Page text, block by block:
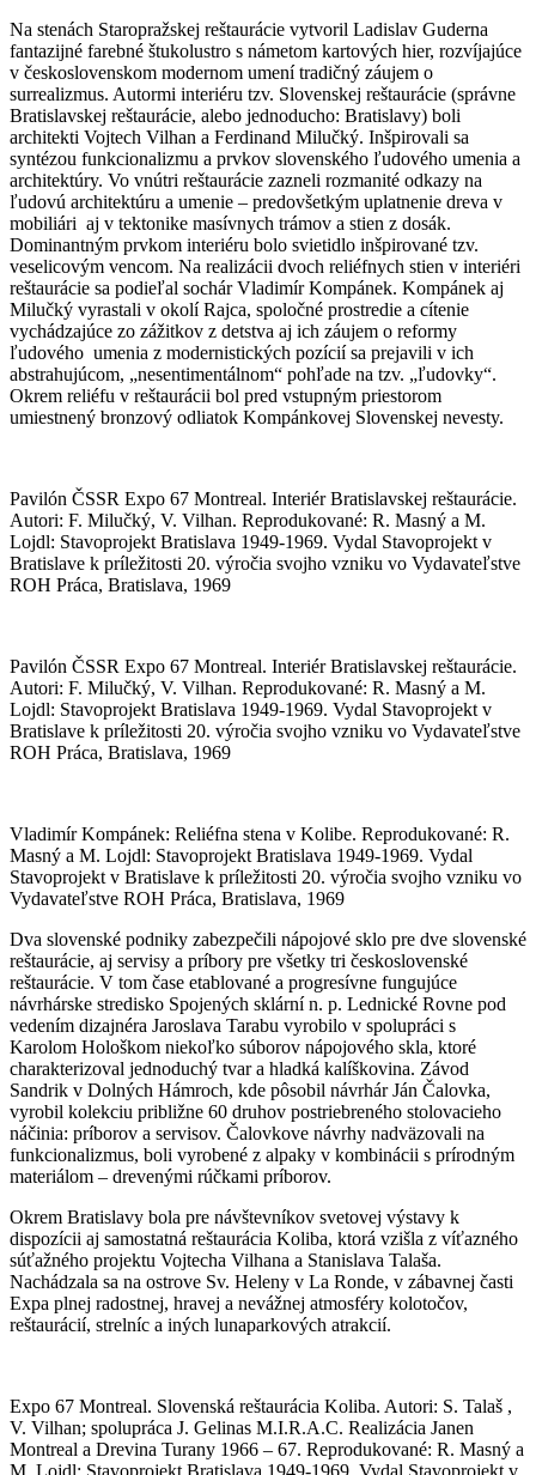
Na stenách Staropražskej reštaurácie vytvoril Ladislav Guderna
fantazijné farebné štukolustro s námetom kartových hier, rozvíjajúce
v československom modernom umení tradičný záujem o
surrealizmus. Autormi interiéru tzv. Slovenskej reštaurácie (správne
Bratislavskej reštaurácie, alebo jednoducho: Bratislavy) boli
architekti Vojtech Vilhan a Ferdinand Milučký. Inšpirovali sa
syntézou funkcionalizmu a prvkov slovenského ľudového umenia a
architektúry. Vo vnútri reštaurácie zazneli rozmanité odkazy na
ľudovú architektúru a umenie – predovšetkým uplatnenie dreva v
mobiliári aj v tektonike masívnych trámov a stien z dosák.
Dominantným prvkom interiéru bolo svietidlo inšpirované tzv.
veselicovým vencom. Na realizácii dvoch reliéfnych stien v interiéri
reštaurácie sa podieľal sochár Vladimír Kompánek. Kompánek aj
Milučký vyrastali v okolí Rajca, spoločné prostredie a cítenie
vychádzajúce zo zážitkov z detstva aj ich záujem o reformy
ľudového umenia z modernistických pozícií sa prejavili v ich
abstrahujúcom, „nesentimentálnom“ pohľade na tzv. „ľudovky“.
Okrem reliéfu v reštaurácii bol pred vstupným priestorom
umiestnený bronzový odliatok Kompánkovej Slovenskej nevesty.
Pavilón ČSSR Expo 67 Montreal. Interiér Bratislavskej reštaurácie.
Autori: F. Milučký, V. Vilhan. Reprodukované: R. Masný a M.
Lojdl: Stavoprojekt Bratislava 1949-1969. Vydal Stavoprojekt v
Bratislave k príležitosti 20. výročia svojho vzniku vo Vydavateľstve
ROH Práca, Bratislava, 1969
Pavilón ČSSR Expo 67 Montreal. Interiér Bratislavskej reštaurácie.
Autori: F. Milučký, V. Vilhan. Reprodukované: R. Masný a M.
Lojdl: Stavoprojekt Bratislava 1949-1969. Vydal Stavoprojekt v
Bratislave k príležitosti 20. výročia svojho vzniku vo Vydavateľstve
ROH Práca, Bratislava, 1969
Vladimír Kompánek: Reliéfna stena v Kolibe. Reprodukované: R.
Masný a M. Lojdl: Stavoprojekt Bratislava 1949-1969. Vydal
Stavoprojekt v Bratislave k príležitosti 20. výročia svojho vzniku vo
Vydavateľstve ROH Práca, Bratislava, 1969
Dva slovenské podniky zabezpečili nápojové sklo pre dve slovenské
reštaurácie, aj servisy a príbory pre všetky tri československé
reštaurácie. V tom čase etablované a progresívne fungujúce
návrhárske stredisko Spojených sklární n. p. Lednické Rovne pod
vedením dizajnéra Jaroslava Tarabu vyrobilo v spolupráci s
Karolom Hološkom niekoľko súborov nápojového skla, ktoré
charakterizoval jednoduchý tvar a hladká kalíškovina. Závod
Sandrik v Dolných Hámroch, kde pôsobil návrhár Ján Čalovka,
vyrobil kolekciu približne 60 druhov postriebreného stolovacieho
náčinia: príborov a servisov. Čalovkove návrhy nadväzovali na
funkcionalizmus, boli vyrobené z alpaky v kombinácii s prírodným
materiálom – drevenými rúčkami príborov.
Okrem Bratislavy bola pre návštevníkov svetovej výstavy k
dispozícii aj samostatná reštaurácia Koliba, ktorá vzišla z víťazného
súťažného projektu Vojtecha Vilhana a Stanislava Talaša.
Nachádzala sa na ostrove Sv. Heleny v La Ronde, v zábavnej časti
Expa plnej radostnej, hravej a nevážnej atmosféry kolotočov,
reštaurácií, strelníc a iných lunaparkových atrakcií.
Expo 67 Montreal. Slovenská reštaurácia Koliba. Autori: S. Talaš ,
V. Vilhan; spolupráca J. Gelinas M.I.R.A.C. Realizácia Janen
Montreal a Drevina Turany 1966 – 67. Reprodukované: R. Masný a
M. Lojdl: Stavoprojekt Bratislava 1949-1969. Vydal Stavoprojekt v